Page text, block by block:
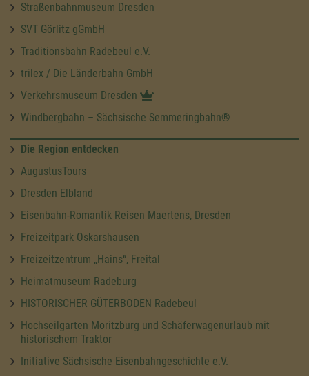
Straßenbahnmuseum Dresden
SVT Görlitz gGmbH
Traditionsbahn Radebeul e.V.
trilex / Die Länderbahn GmbH
Verkehrsmuseum Dresden
Windbergbahn – Sächsische Semmeringbahn®
Die Region entdecken
AugustusTours
Dresden Elbland
Eisenbahn-Romantik Reisen Maertens, Dresden
Freizeitpark Oskarshausen
Freizeitzentrum „Hains“, Freital
Heimatmuseum Radeburg
HISTORISCHER GÜTERBODEN Radebeul
Hochseilgarten Moritzburg und Schäferwagenurlaub mit
historischem Traktor
Initiative Sächsische Eisenbahngeschichte e.V.